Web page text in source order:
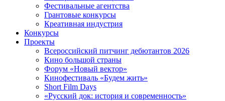
Фестивальные агентства
Грантовые конкурсы
Креативная индустрия
Конкурсы
Проекты
Всероссийский питчинг дебютантов 2026
Кино большой страны
Форум «Новый вектор»
Кинофестиваль «Будем жить»
Short Film Days
«Русский док: история и современность»